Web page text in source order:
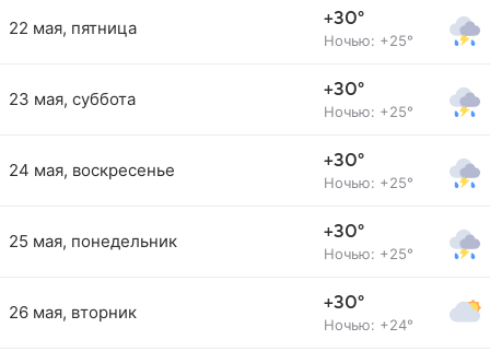
22 мая, пятница +30°
Ночью: +25°
23 мая, суббота +30°
Ночью: +25°
24 мая, воскресенье +30°
Ночью: +25°
25 мая, понедельник +30°
Ночью: +25°
26 мая, вторник +30°
Ночью: +24°